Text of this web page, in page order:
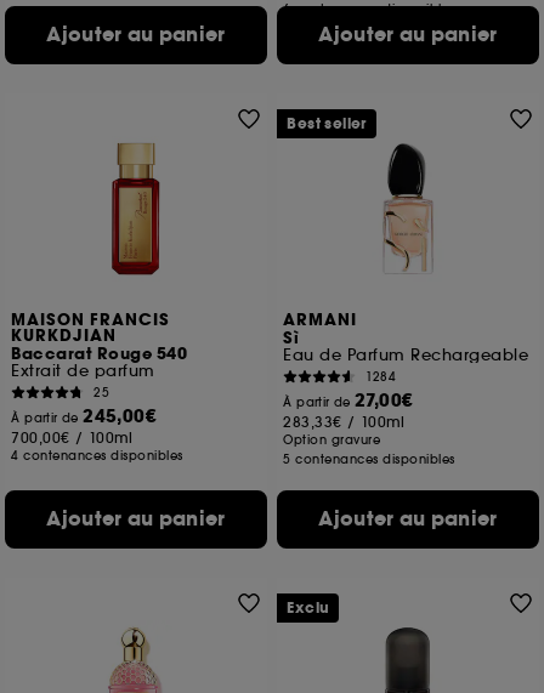
Ajouter au panier
6 contenances disponibles
Ajouter au panier
MAISON FRANCIS
KURKDJIAN
Baccarat Rouge 540
Extrait de parfum
25
À partir de245,00€
700,00€ / 100ml
4 contenances disponibles
Ajouter au panier
ARMANI
Sì
Eau de Parfum Rechargeable
1284
À partir de27,00€
283,33€ / 100ml
Option gravure
5 contenances disponibles
Ajouter au panier
Best seller
Exclu